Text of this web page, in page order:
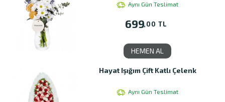
Aynı Gün Teslimat
699,00 TL
HEMEN AL
Hayat Işığım Çift Katlı Çelenk
Aynı Gün Teslimat